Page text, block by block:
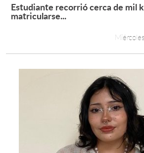
Estudiante recorrió cerca de mil
matricularse...